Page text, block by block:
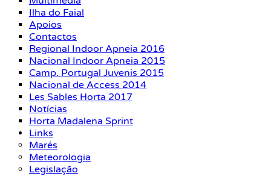
Ilha do Faial
Apoios
Contactos
Regional Indoor Apneia 2016
Nacional Indoor Apneia 2015
Camp. Portugal Juvenis 2015
Nacional de Access 2014
Les Sables Horta 2017
Notícias
Horta Madalena Sprint
Links
Marés
Meteorologia
Legislação